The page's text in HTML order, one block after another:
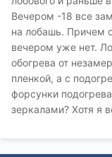
Вечером -18 все
на лобашь. Причем
вечером уже нет.
обогрева от
пленкой, а с
форсунки
зеркалами? Хотя я